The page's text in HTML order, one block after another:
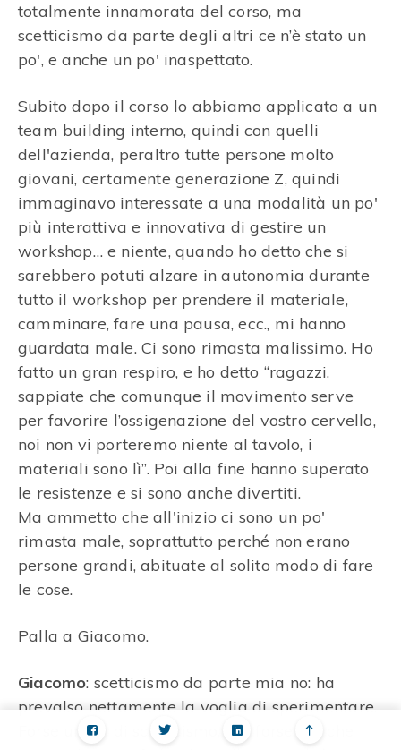
totalmente innamorata del corso, ma
scetticismo da parte degli altri ce n’è stato un
po', e anche un po' inaspettato.
Subito dopo il corso lo abbiamo applicato a un
team building interno, quindi con quelli
dell'azienda, peraltro tutte persone molto
giovani, certamente generazione Z, quindi
immaginavo interessate a una modalità un po'
più interattiva e innovativa di gestire un
workshop… e niente, quando ho detto che si
sarebbero potuti alzare in autonomia durante
tutto il workshop per prendere il materiale,
camminare, fare una pausa, ecc., mi hanno
guardata male. Ci sono rimasta malissimo. Ho
fatto un gran respiro, e ho detto “ragazzi,
sappiate che comunque il movimento serve
per favorire l’ossigenazione del vostro cervello,
noi non vi porteremo niente al tavolo, i
materiali sono lì”. Poi alla fine hanno superato
le resistenze e si sono anche divertiti.
Ma ammetto che all'inizio ci sono un po'
rimasta male, soprattutto perché non erano
persone grandi, abituate al solito modo di fare
le cose.
Palla a Giacomo.
Giacomo: scetticismo da parte mia no: ha
prevalso nettamente la voglia di sperimentare.
Forse un po’ di scetticismo, ma forse più che